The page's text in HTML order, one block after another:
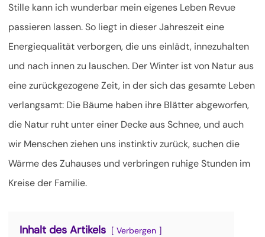
Stille kann ich wunderbar mein eigenes Leben Revue
passieren lassen. So liegt in dieser Jahreszeit eine
Energiequalität verborgen, die uns einlädt, innezuhalten
und nach innen zu lauschen. Der Winter ist von Natur aus
eine zurückgezogene Zeit, in der sich das gesamte Leben
verlangsamt: Die Bäume haben ihre Blätter abgeworfen,
die Natur ruht unter einer Decke aus Schnee, und auch
wir Menschen ziehen uns instinktiv zurück, suchen die
Wärme des Zuhauses und verbringen ruhige Stunden im
Kreise der Familie.
Inhalt des Artikels Verbergen